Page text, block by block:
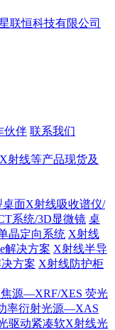
伙伴 联系我们
射线等产品现货及
桌面X射线吸收谱仪/
系统/3D显微镜 桌
晶定向系统 X射线
解决方案 X射线半导
方案 X射线防护柜
源—XRF/XES 荧光
率衍射光源—XAS
驱动紧凑软X射线光